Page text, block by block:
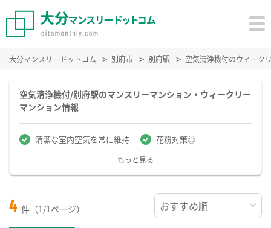
大分マンスリードットコム 別府市 別府駅 空気清浄機付のウィーク
空気清浄機付/別府駅のマンスリーマンション・ウィークリー
マンション情報
清潔な室内空気を常に維持 花粉対策◎
もっと見る
4 件（1/1ページ）